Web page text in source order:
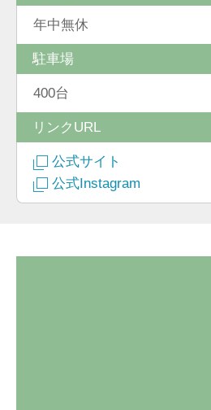
年中無休
駐車場
400台
リンクURL
公式サイト
公式Instagram